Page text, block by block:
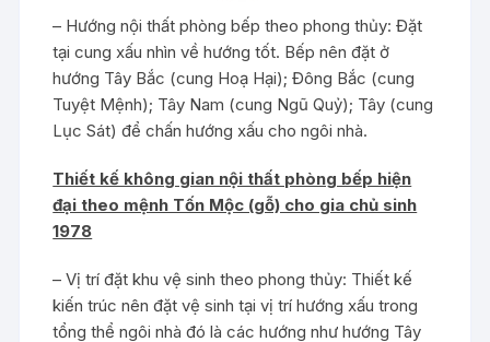
– Hướng nội thất phòng bếp theo phong thủy: Đặt
tại cung xấu nhìn về hướng tốt. Bếp nên đặt ở
hướng Tây Bắc (cung Hoạ Hại); Đông Bắc (cung
Tuyệt Mệnh); Tây Nam (cung Ngũ Quỷ); Tây (cung
Lục Sát) để chấn hướng xấu cho ngôi nhà.
Thiết kế không gian nội thất phòng bếp hiện
đại theo mệnh Tốn Mộc (gỗ) cho gia chủ sinh
1978
– Vị trí đặt khu vệ sinh theo phong thủy: Thiết kế
kiến trúc nên đặt vệ sinh tại vị trí hướng xấu trong
tổng thể ngôi nhà đó là các hướng như hướng Tây